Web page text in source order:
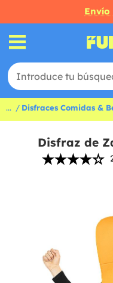
Envío
... Disfraces Comidas &
Disfraz de